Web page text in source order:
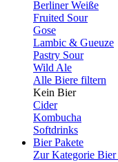
Berliner Weiße
Fruited Sour
Gose
Lambic & Gueuze
Pastry Sour
Wild Ale
Alle Biere filtern
Kein Bier
Cider
Kombucha
Softdrinks
Bier Pakete
Zur Kategorie Bier